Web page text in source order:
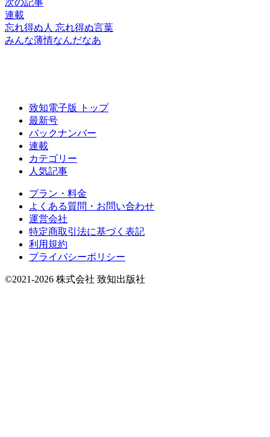
連載
忘れ得ぬ人 忘れ得ぬ言葉
みんな薄情なんだなあ
致知電子版 トップ
最新号
バックナンバー
連載
カテゴリー
人気記事
プラン・料金
よくある質問・お問い合わせ
運営会社
特定商取引法に基づく表記
利用規約
プライバシーポリシー
©2021-2026 株式会社 致知出版社